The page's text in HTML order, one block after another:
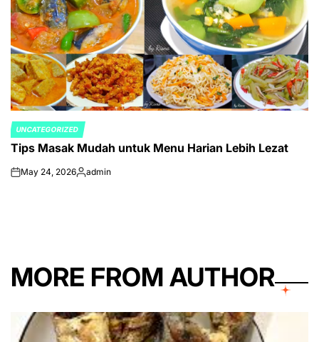
POSTED
IN
UNCATEGORIZED
Tips Masak Mudah untuk Menu Harian Lebih Lezat
onMay 24, 2026Posted
admin
MORE FROM AUTHOR